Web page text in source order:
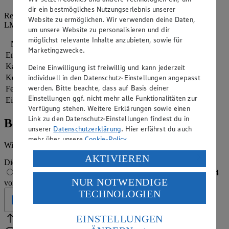
Referenzmenge für einen durchschnittlichen Erwachsenen laut
LMIV (8.400 kJ/2.000 kcal).
Nährwerte
pro Portion
Energie
1.386 kj (16 %)
Kalorien
331 kcal (16 %)
Kohlenhydrate 38 g
Fett
13 g
Eiweiß
12 g
Bewertung
Wie hat es dir geschmeckt?
Die Bewertung wird automatisch gespeichert
1 von 5 Sternen
2 von 5 Sternen 3 von 5 Sternen
4
von 5 Sternen
5 von 5 Sternen
Bitte Pfeile benutzen
Vielen Dank für deine Bewertung.
dir ein bestmögliches Nutzungserlebnis unserer
Website zu ermöglichen. Wir verwenden deine Daten,
um unsere Website zu personalisieren und dir
möglichst relevante Inhalte anzubieten, sowie für
Marketingzwecke.
Deine Einwilligung ist freiwillig und kann jederzeit
individuell in den Datenschutz-Einstellungen angepasst
werden. Bitte beachte, dass auf Basis deiner
Einstellungen ggf. nicht mehr alle Funktionalitäten zur
Verfügung stehen. Weitere Erklärungen sowie einen
Link zu den Datenschutz-Einstellungen findest du in
unserer Datenschutzerklärung. Hier erfährst du auch
mehr über unsereCookie-Policy.
Verarbeitung deiner personenbezogenen Daten in den
USA durch Facebook und YouTube:
Wenn du auf „Aktivieren“ klickst, willigst du im Sinne
des Art. 49 Abs. 1 Satz 1 lit. a) DSGVO ein, dass deine
Daten in den USA verarbeitet werden. Der EuGH sieht
die USA als Land mit einem nach europäischen
Standards nicht angemessenen Datenschutzniveau an.
AKTIVIEREN
NUR NOTWENDIGE
TECHNOLOGIEN
EINSTELLUNGEN